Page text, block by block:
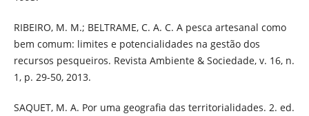
RIBEIRO, M. M.; BELTRAME, C. A. C. A pesca artesanal como
bem comum: limites e potencialidades na gestão dos
recursos pesqueiros. Revista Ambiente & Sociedade, v. 16, n.
1, p. 29-50, 2013.
SAQUET, M. A. Por uma geografia das territorialidades. 2. ed.